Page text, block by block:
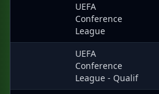
UEFA
Conference
League
UEFA
Conference
League - Qualif